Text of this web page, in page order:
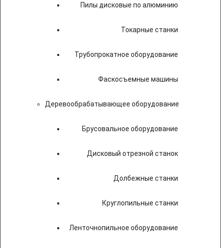
Пилы дисковые по алюминию
Токарные станки
Трубопрокатное оборудование
Фаскосъемные машины
Деревообрабатывающее оборудование
Брусовальное оборудование
Дисковый отрезной станок
Долбежные станки
Круглопильные станки
Ленточнопильное оборудование